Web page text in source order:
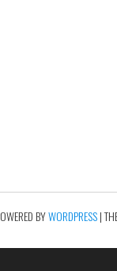
BYWORDPRESS |